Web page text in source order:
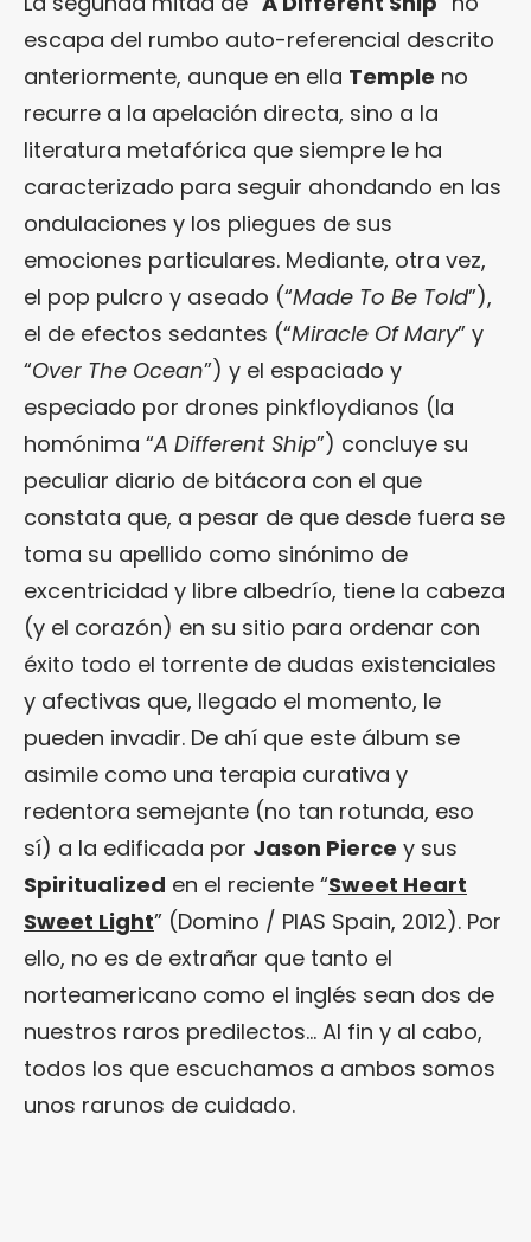
escapa del rumbo auto-referencial descrito
anteriormente, aunque en ella Temple no
recurre a la apelación directa, sino a la
literatura metafórica que siempre le ha
caracterizado para seguir ahondando en las
ondulaciones y los pliegues de sus
emociones particulares. Mediante, otra vez,
el pop pulcro y aseado (“Made To Be Told”),
el de efectos sedantes (“Miracle Of Mary” y
“Over The Ocean”) y el espaciado y
especiado por drones pinkfloydianos (la
homónima “A Different Ship”) concluye su
peculiar diario de bitácora con el que
constata que, a pesar de que desde fuera se
toma su apellido como sinónimo de
excentricidad y libre albedrío, tiene la cabeza
(y el corazón) en su sitio para ordenar con
éxito todo el torrente de dudas existenciales
y afectivas que, llegado el momento, le
pueden invadir. De ahí que este álbum se
asimile como una terapia curativa y
redentora semejante (no tan rotunda, eso
sí) a la edificada por Jason Pierce y sus
Spiritualized en el reciente “Sweet Heart
Sweet Light” (Domino / PIAS Spain, 2012). Por
ello, no es de extrañar que tanto el
norteamericano como el inglés sean dos de
nuestros raros predilectos… Al fin y al cabo,
todos los que escuchamos a ambos somos
unos rarunos de cuidado.